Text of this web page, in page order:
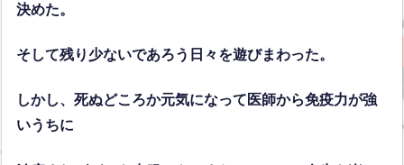
決めた。
そして残り少ないであろう日々を遊びまわった。
しかし、死ぬどころか元気になって医師から免疫力が強
いうちに